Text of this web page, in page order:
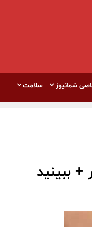
شمانیوز سلامت
ببینید